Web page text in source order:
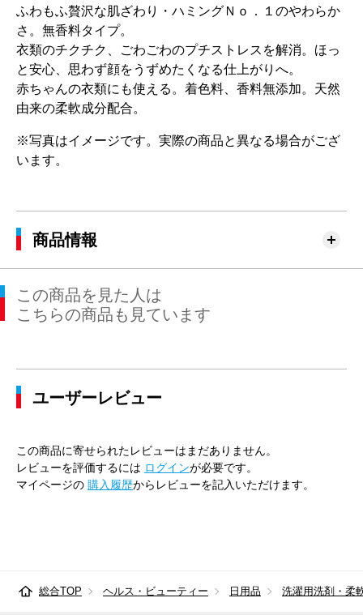
ふわもふ贅沢な肌ざわり・ハミングＮｏ．１のやわらか
さ。無香料タイプ。
衣類のチクチク、ごわごわのプチストレスを解消。ほっ
と安心、思わず顔をうずめたくなる仕上がりへ。
赤ちゃんの衣類にも使える。着色料、香料無添加。天然
由来の柔軟成分配合。
※写真はイメージです。実際の商品と異なる場合がござ
います。
商品情報
この商品を見た人は
こちらの商品も見ています
ユーザーレビュー
この商品に寄せられたレビューはまだありません。
レビューを評価するには ログインが必要です。
マイページの 購入履歴からレビューを記入いただけます。
総合TOP ヘルス・ビューティー 日用品 洗濯用洗剤・柔